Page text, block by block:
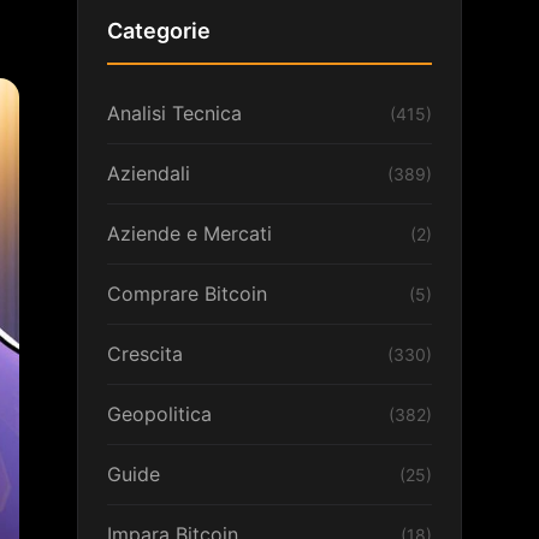
Categorie
Analisi Tecnica (415)
Aziendali (389)
Aziende e Mercati (2)
Comprare Bitcoin (5)
Crescita (330)
Geopolitica (382)
Guide (25)
Impara Bitcoin (18)